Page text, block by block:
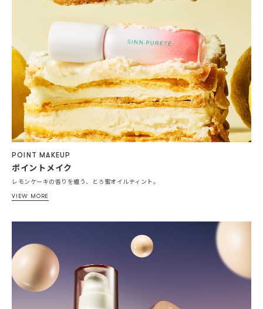
POINT MAKEUP
ポイントメイク
レモンケーキの香りを纏う、とろ蜜オイルティント。
VIEW MORE